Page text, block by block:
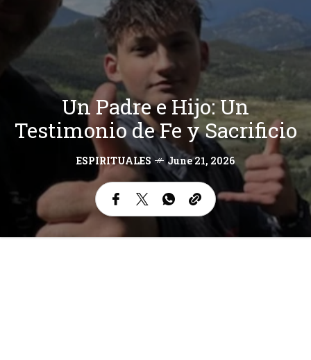
Un Padre e Hijo: Un
Testimonio de Fe y Sacrificio
ESPIRITUALES June 21, 2026